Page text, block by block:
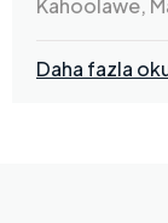
Kahoolawe,
Daha fazla